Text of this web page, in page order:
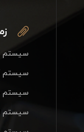
سیستم
سیستم
سیستم
سیستم